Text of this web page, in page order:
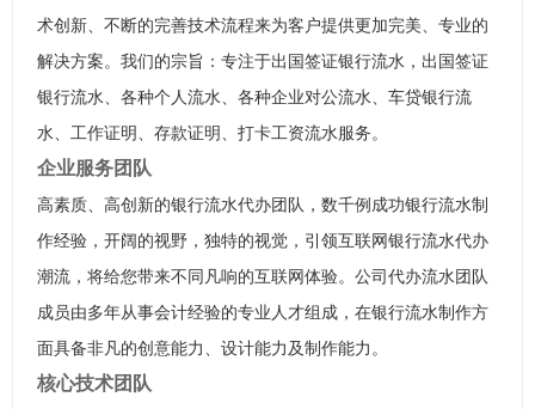
术创新、不断的完善技术流程来为客户提供更加完美、专业的
解决方案。我们的宗旨：专注于出国签证银行流水，出国签证
银行流水、各种个人流水、各种企业对公流水、车贷银行流
水、工作证明、存款证明、打卡工资流水服务。
企业服务团队
高素质、高创新的银行流水代办团队，数千例成功银行流水制
作经验，开阔的视野，独特的视觉，引领互联网银行流水代办
潮流，将给您带来不同凡响的互联网体验。公司代办流水团队
成员由多年从事会计经验的专业人才组成，在银行流水制作方
面具备非凡的创意能力、设计能力及制作能力。
核心技术团队